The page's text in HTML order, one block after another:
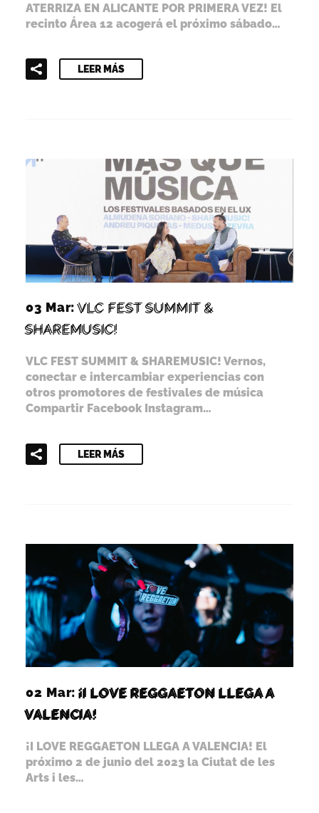
ATERRIZA EN ALICANTE POR PRIMERA VEZ! El
recinto Área 12 acogerá el próximo sábado…
LEER MÁS
03 Mar:VLC FEST SUMMIT &
SHAREMUSIC!
VLC FEST SUMMIT & SHAREMUSIC! Vernos,
conectar e intercambiar experiencias con
otros promotores de festivales de música
Compartir Facebook Instagram…
LEER MÁS
02 Mar:¡I LOVE REGGAETON LLEGA A
VALENCIA!
¡I LOVE REGGAETON LLEGA A VALENCIA! El
próximo 2 de junio del 2023 la Ciutat de les
Arts i les…